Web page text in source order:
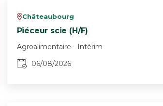
vChâteaubourg
Piéceur scie (H/F)
Agroalimentaire - Intérim
06/08/2026